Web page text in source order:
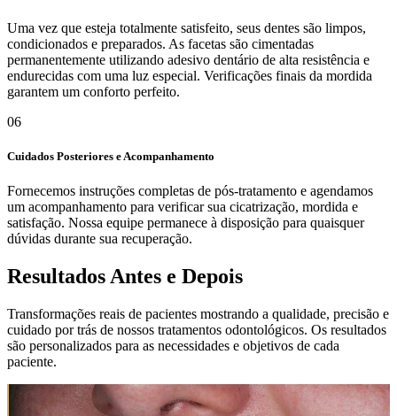
Uma vez que esteja totalmente satisfeito, seus dentes são limpos,
condicionados e preparados. As facetas são cimentadas
permanentemente utilizando adesivo dentário de alta resistência e
endurecidas com uma luz especial. Verificações finais da mordida
garantem um conforto perfeito.
06
Cuidados Posteriores e Acompanhamento
Fornecemos instruções completas de pós-tratamento e agendamos
um acompanhamento para verificar sua cicatrização, mordida e
satisfação. Nossa equipe permanece à disposição para quaisquer
dúvidas durante sua recuperação.
Resultados Antes e Depois
Transformações reais de pacientes mostrando a qualidade, precisão e
cuidado por trás de nossos tratamentos odontológicos. Os resultados
são personalizados para as necessidades e objetivos de cada
paciente.